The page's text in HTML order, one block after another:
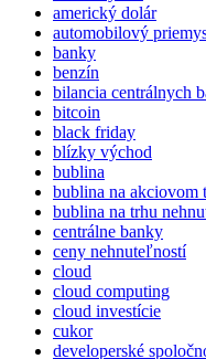
americký dolár
automobilový
banky
benzín
bilancia centrálnych
bitcoin
black friday
blízky východ
bublina
bublina na akciovom
bublina na trhu
centrálne banky
ceny nehnuteľností
cloud
cloud computing
cloud investície
cukor
developerské